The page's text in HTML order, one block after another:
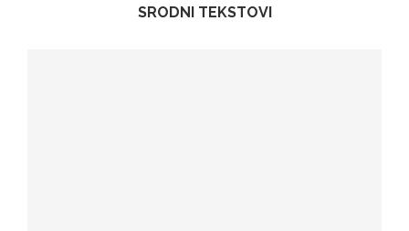
SRODNI TEKSTOVI